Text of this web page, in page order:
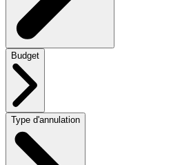
Budget
Type d'annulation